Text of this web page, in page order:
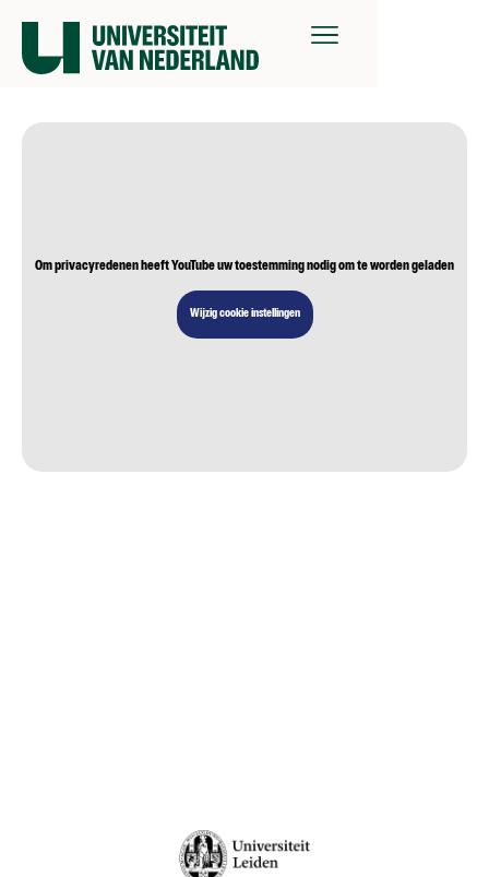
Om privacyredenen heeft YouTube uw toestemming nodig om te worden geladen
Wijzig cookie instellingen